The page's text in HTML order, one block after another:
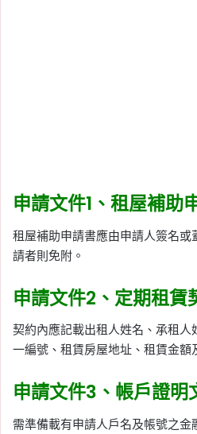
申請文件1、租屋補助
租屋補助申請書應由申請人簽名或
請者則免附。
申請文件2、定期租賃
契約內應記載出租人姓名、承租
一編號、租賃房屋地址、租賃金額
申請文件3、帳戶證明
需準備載有申請人戶名及帳號之